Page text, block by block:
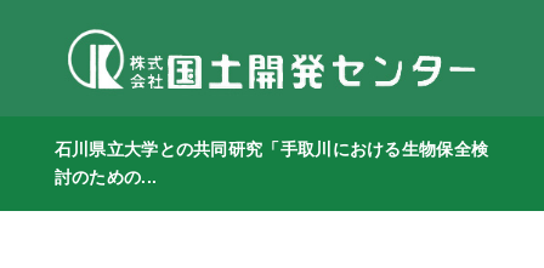
石川県立大学との共同研究「手取川における生物保全検
討のための...